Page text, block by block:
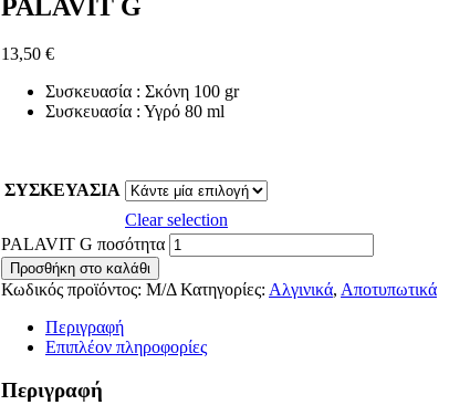
PALAVIT G
13,50 €
Συσκευασία : Σκόνη 100 gr
Συσκευασία : Υγρό 80 ml
ΣΥΣΚΕΥΑΣΙΑ
Clear selection
PALAVIT G ποσότητα
Προσθήκη στο καλάθι
Κωδικός προϊόντος: Μ/Δ Κατηγορίες: Αλγινικά, Αποτυπωτικά
Περιγραφή
Επιπλέον πληροφορίες
Περιγραφή